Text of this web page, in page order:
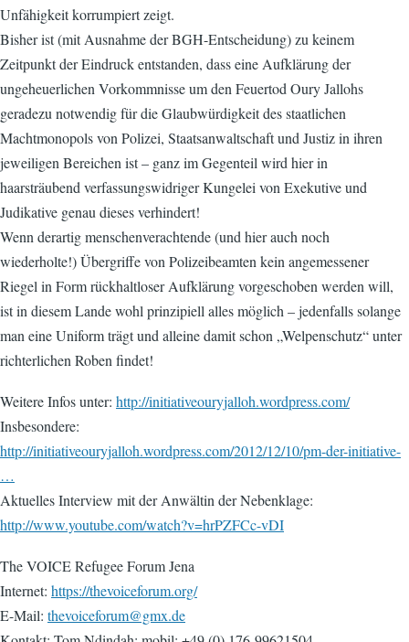
Unfähigkeit korrumpiert zeigt.
Bisher ist (mit Ausnahme der BGH-Entscheidung) zu keinem
Zeitpunkt der Eindruck entstanden, dass eine Aufklärung der
ungeheuerlichen Vorkommnisse um den Feuertod Oury Jallohs
geradezu notwendig für die Glaubwürdigkeit des staatlichen
Machtmonopols von Polizei, Staatsanwaltschaft und Justiz in ihren
jeweiligen Bereichen ist – ganz im Gegenteil wird hier in
haarsträubend verfassungswidriger Kungelei von Exekutive und
Judikative genau dieses verhindert!
Wenn derartig menschenverachtende (und hier auch noch
wiederholte!) Übergriffe von Polizeibeamten kein angemessener
Riegel in Form rückhaltloser Aufklärung vorgeschoben werden will,
ist in diesem Lande wohl prinzipiell alles möglich – jedenfalls solange
man eine Uniform trägt und alleine damit schon „Welpenschutz“ unter
richterlichen Roben findet!
Weitere Infos unter: http://initiativeouryjalloh.wordpress.com/
Insbesondere:
http://initiativeouryjalloh.wordpress.com/2012/12/10/pm-der-initiative-
…
Aktuelles Interview mit der Anwältin der Nebenklage:
http://www.youtube.com/watch?v=hrPZFCc-vDI
The VOICE Refugee Forum Jena
Internet: https://thevoiceforum.org/
E-Mail: thevoiceforum@gmx.de